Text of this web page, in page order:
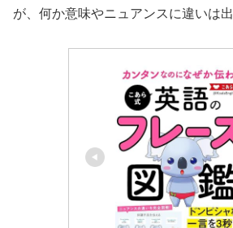
が、何か意味やニュアンスに違いは